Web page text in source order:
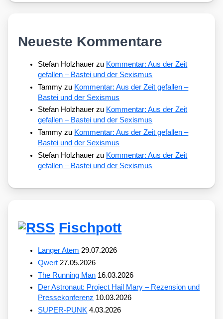
Neueste Kommentare
Stefan Holzhauer zu Kommentar: Aus der Zeit
gefallen – Bastei und der Sexismus
Tammy zu Kommentar: Aus der Zeit gefallen –
Bastei und der Sexismus
Stefan Holzhauer zu Kommentar: Aus der Zeit
gefallen – Bastei und der Sexismus
Tammy zu Kommentar: Aus der Zeit gefallen –
Bastei und der Sexismus
Stefan Holzhauer zu Kommentar: Aus der Zeit
gefallen – Bastei und der Sexismus
Fischpott
Langer Atem 29.07.2026
Qwert 27.05.2026
The Running Man 16.03.2026
Der Astronaut: Project Hail Mary – Rezension und
Pressekonferenz 10.03.2026
SUPER-PUNK 4.03.2026